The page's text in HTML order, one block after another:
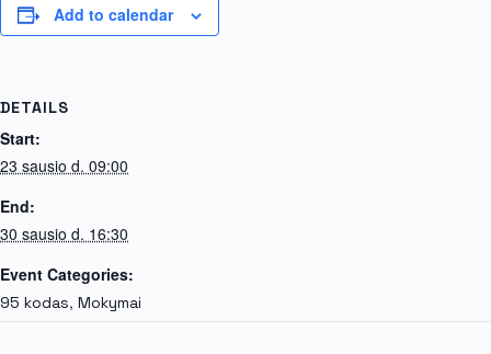
Add to calendar
DETAILS
Start:
23 sausio d. 09:00
End:
30 sausio d. 16:30
Event Categories:
95 kodas, Mokymai